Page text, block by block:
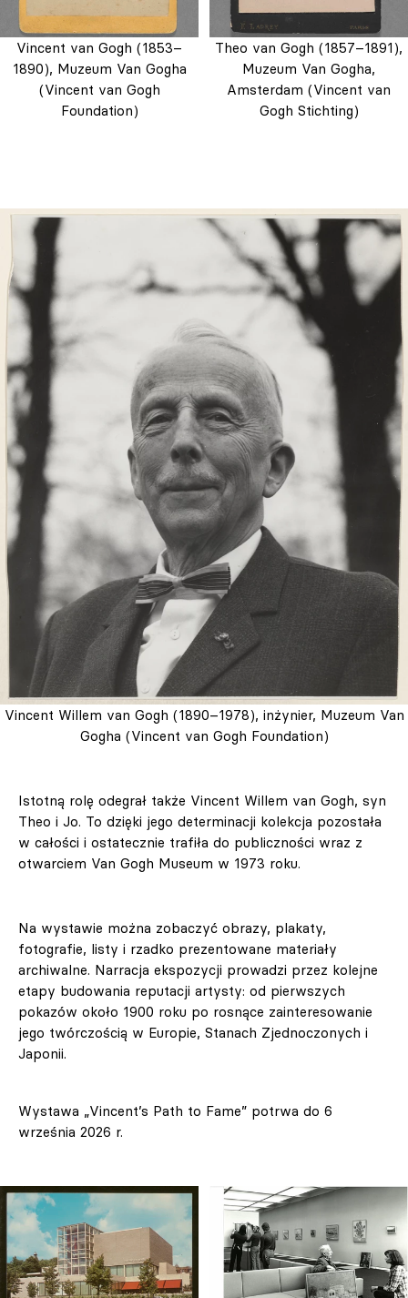
Vincent van Gogh (1853–
1890), Muzeum Van Gogha
(Vincent van Gogh
Foundation)
Theo van Gogh (1857–1891),
Muzeum Van Gogha,
Amsterdam (Vincent van
Gogh Stichting)
Vincent Willem van Gogh (1890–1978), inżynier, Muzeum Van
Gogha (Vincent van Gogh Foundation)
Istotną rolę odegrał także Vincent Willem van Gogh, syn
Theo i Jo. To dzięki jego determinacji kolekcja pozostała
w całości i ostatecznie trafiła do publiczności wraz z
otwarciem Van Gogh Museum w 1973 roku.
Na wystawie można zobaczyć obrazy, plakaty,
fotografie, listy i rzadko prezentowane materiały
archiwalne. Narracja ekspozycji prowadzi przez kolejne
etapy budowania reputacji artysty: od pierwszych
pokazów około 1900 roku po rosnące zainteresowanie
jego twórczością w Europie, Stanach Zjednoczonych i
Japonii.
Wystawa „Vincent’s Path to Fame” potrwa do 6
września 2026 r.